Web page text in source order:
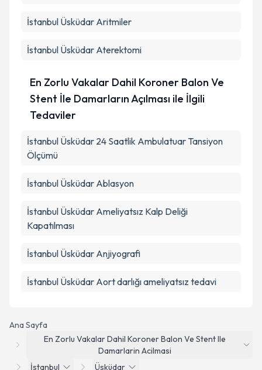
Ana Sayfa
En Zorlu Vakalar Dahil Koroner Balon Ve Stent Ile
Damarlarin Acilmasi
İstanbul
Üsküdar
İstanbul Üsküdar Aritmiler
İstanbul Üsküdar Aterektomi
En Zorlu Vakalar Dahil Koroner Balon Ve
Stent İle Damarların Açılması ile İlgili
Tedaviler
İstanbul Üsküdar 24 Saatlik Ambulatuar Tansiyon
Ölçümü
İstanbul Üsküdar Ablasyon
İstanbul Üsküdar Ameliyatsız Kalp Deliği
Kapatılması
İstanbul Üsküdar Anjiyografi
İstanbul Üsküdar Aort darlığı ameliyatsız tedavi